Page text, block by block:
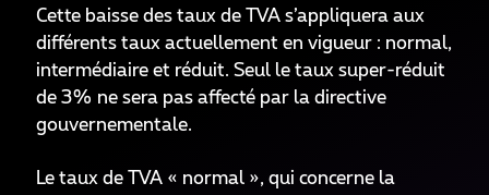
Cette baisse des taux de TVA s’appliquera aux
différents taux actuellement en vigueur : normal,
intermédiaire et réduit. Seul le taux super-réduit
de 3% ne sera pas affecté par la directive
gouvernementale.
Le taux de TVA « normal », qui concerne la